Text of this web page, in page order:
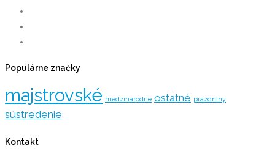
Populárne značky
majstrovské medzinárodné ostatné prázdniny
sústredenie
Kontakt